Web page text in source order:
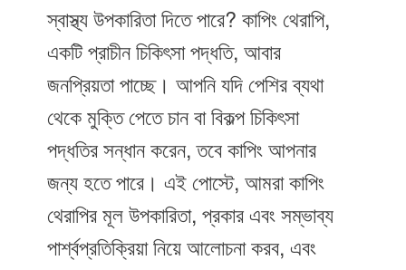
স্বাস্থ্য উপকারিতা দিতে পারে? কাপিং থেরাপি,
একটি প্রাচীন চিকিৎসা পদ্ধতি, আবার
জনপ্রিয়তা পাচ্ছে। আপনি যদি পেশির ব্যথা
থেকে মুক্তি পেতে চান বা বিকল্প চিকিৎসা
পদ্ধতির সন্ধান করেন, তবে কাপিং আপনার
জন্য হতে পারে। এই পোস্টে, আমরা কাপিং
থেরাপির মূল উপকারিতা, প্রকার এবং সম্ভাব্য
পার্শ্বপ্রতিক্রিয়া নিয়ে আলোচনা করব, এবং